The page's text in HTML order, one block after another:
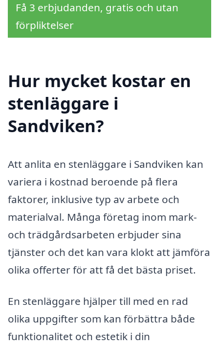
Få 3 erbjudanden, gratis och utan
förpliktelser
Hur mycket kostar en
stenläggare i
Sandviken?
Att anlita en stenläggare i Sandviken kan
variera i kostnad beroende på flera
faktorer, inklusive typ av arbete och
materialval. Många företag inom mark-
och trädgårdsarbeten erbjuder sina
tjänster och det kan vara klokt att jämföra
olika offerter för att få det bästa priset.
En stenläggare hjälper till med en rad
olika uppgifter som kan förbättra både
funktionalitet och estetik i din